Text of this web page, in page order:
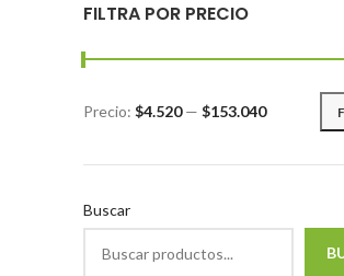
FILTRA POR PRECIO
Precio: $4.520— $153.040
Buscar